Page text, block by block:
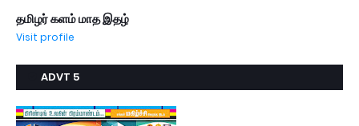
தமிழர் களம் மாத இதழ்
Visit profile
ADVT 5